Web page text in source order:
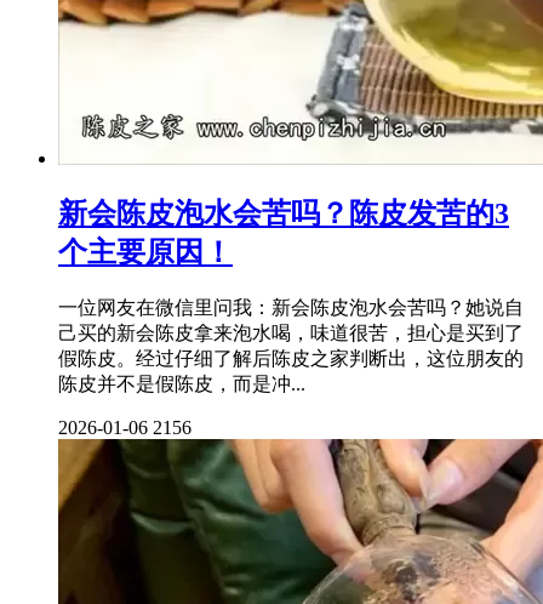
新会陈皮泡水会苦吗？陈皮发苦的3
个主要原因！
一位网友在微信里问我：新会陈皮泡水会苦吗？她说自
己买的新会陈皮拿来泡水喝，味道很苦，担心是买到了
假陈皮。经过仔细了解后陈皮之家判断出，这位朋友的
陈皮并不是假陈皮，而是冲...
2026-01-06 2156